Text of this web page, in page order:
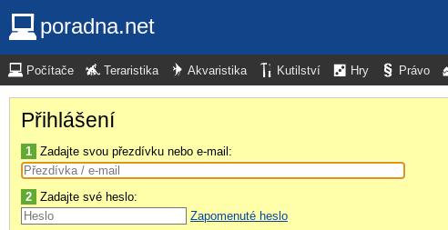
poradna.net
Počítače Teraristika Akvaristika Kutilství Hry Právo
Přihlášení
1 Zadajte svou přezdívku nebo e-mail:
2 Zadajte své heslo:
Zapomenuté heslo